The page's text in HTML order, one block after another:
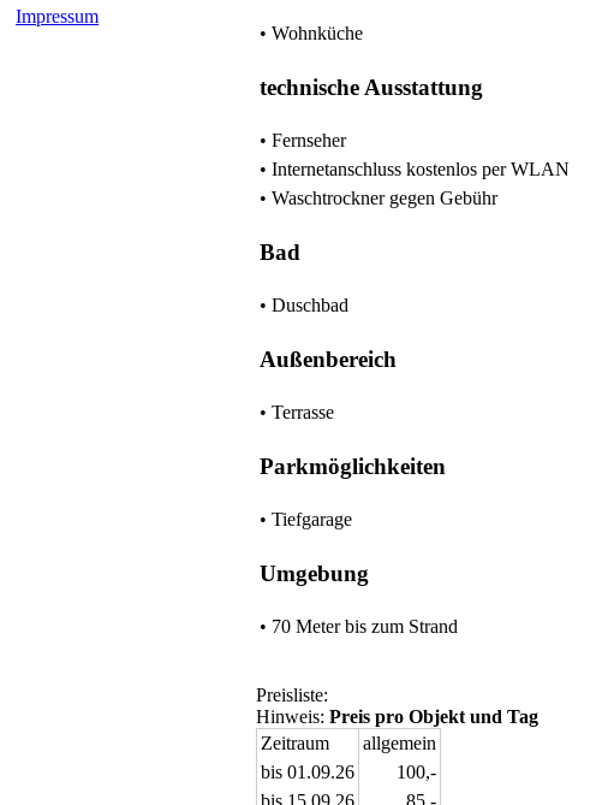
• Wohnküche
technische Ausstattung
• Fernseher
• Internetanschluss kostenlos per WLAN
• Waschtrockner gegen Gebühr
Bad
• Duschbad
Außenbereich
• Terrasse
Parkmöglichkeiten
• Tiefgarage
Umgebung
• 70 Meter bis zum Strand
Preisliste:
Hinweis: Preis pro Objekt und Tag
Zeitraum
allgemein
bis 01.09.26
100,-
bis 15.09.26
85,-
Impressum